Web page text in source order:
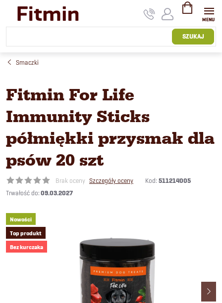
treści
SZUKAJ
KOSZYK
Smaczki
Fitmin For Life
Immunity Sticks
półmiękki przysmak dla
psów 20 szt
Brak oceny Szczegóły oceny Kod: 511214005
09.03.2027
Nowości
Top produkt
Bez kurczaka